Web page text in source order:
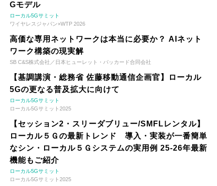
Gモデル
ローカル5Gサミット
ワイヤレスジャパン×WTP 2026
高価な専用ネットワークは本当に必要か？ AIネット
ワーク構築の現実解
SB C&S株式会社／日本ヒューレット・パッカード合同会社
【基調講演・総務省 佐藤移動通信企画官】ローカル
5Gの更なる普及拡大に向けて
ローカル5Gサミット
ローカル5Gサミット2025
【セッション2・スリーダブリュー/SMFLレンタル】
ローカル５Ｇの最新トレンド 導入・実装が一番簡単
なシン・ローカル５Ｇシステムの実用例 25-26年最新
機能もご紹介
ローカル5Gサミット
ローカル5Gサミット2025